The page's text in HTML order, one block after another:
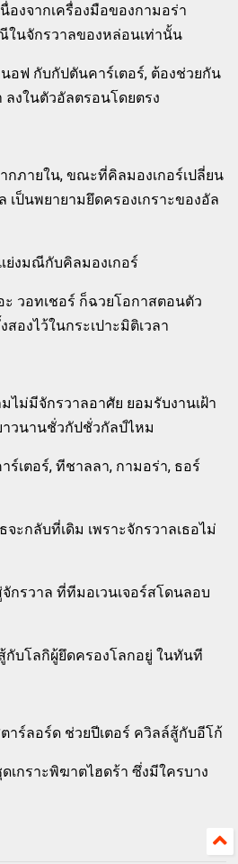
งจากเครื่องมือของกามอร่า
นจักรวาลของหล่อนเท่านั้น
อฟ กับกัปตันคาร์เตอร์, ต้องช่วยกัน
งในตัวอัลตรอนโดยตรง
ภายใน, ขณะที่คิลมองเกอร์เปลี่ยน
ป็นพยายามยึดครองเกราะของอัล
ย่งมณีกับคิลมองเกอร์
วอทเชอร์ ก็ฉวยโอกาสตอนตัว
องไว้ในกระเปาะมิติเวลา
ไม่มีจักรวาลอาศัย ยอมรับงานเฝ้า
าวนานชั่วกัปชั่วกัลป์ไหม
ร์เตอร์, ทีชาลลา, กามอร่า, ธอร์
ะกลับที่เดิม เพราะจักรวาลเธอไม่
จักรวาล ที่ทีมอเวนเจอร์สโดนลอบ
กับโลกิผู้ยึดครองโลกอยู่ ในทันที
าร์ลอร์ด ช่วยปีเตอร์ ควิลล์สู้กับอีโก้
เกราะพิฆาตไฮดร้า ซึ่งมีใครบาง